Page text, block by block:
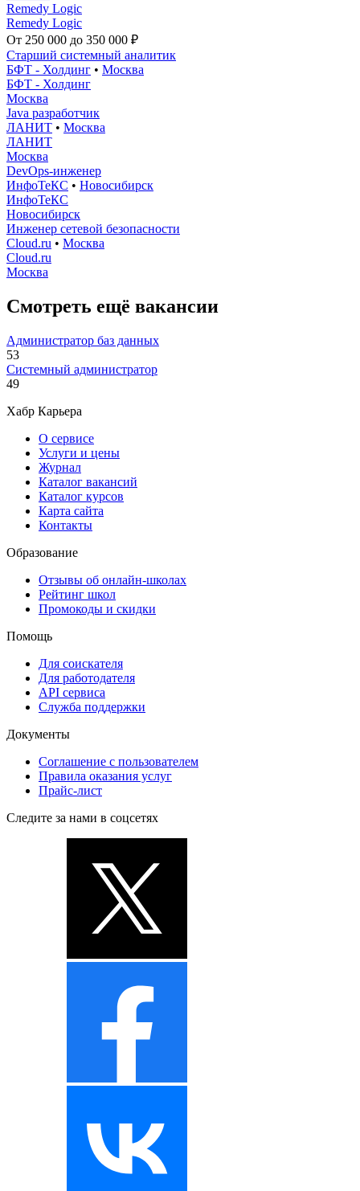
Remedy Logic
Remedy Logic
От 250 000 до 350 000 ₽
Старший системный аналитик
БФТ - Холдинг • Москва
БФТ - Холдинг
Москва
Java разработчик
ЛАНИТ • Москва
ЛАНИТ
Москва
DevOps-инженер
ИнфоТеКС • Новосибирск
ИнфоТеКС
Новосибирск
Инженер сетевой безопасности
Cloud.ru • Москва
Cloud.ru
Москва
Смотреть ещё вакансии
Администратор баз данных
53
Системный администратор
49
Хабр Карьера
О сервисе
Услуги и цены
Журнал
Каталог вакансий
Каталог курсов
Карта сайта
Контакты
Образование
Отзывы об онлайн-школах
Рейтинг школ
Промокоды и скидки
Помощь
Для соискателя
Для работодателя
API сервиса
Служба поддержки
Документы
Соглашение с пользователем
Правила оказания услуг
Прайс-лист
Следите за нами в соцсетях